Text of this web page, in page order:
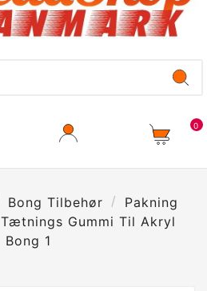
0
Bong Tilbehør
Pakning
Tætnings Gummi Til Akryl
Bong 1